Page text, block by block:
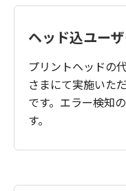
ヘッド込ユー
プリントヘッドの
さまにて実施いた
です。エラー検知
す。